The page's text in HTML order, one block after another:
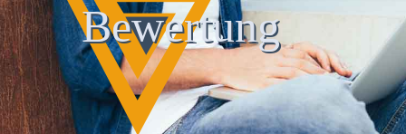
Bewertung